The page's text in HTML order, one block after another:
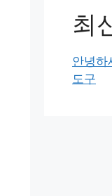
최
안녕하
도구